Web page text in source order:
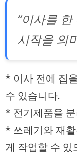
“이사를
시작을 의
* 이사 전에 집
수 있습니다.
* 전기제품을
* 쓰레기와 재
게 작업할 수 있